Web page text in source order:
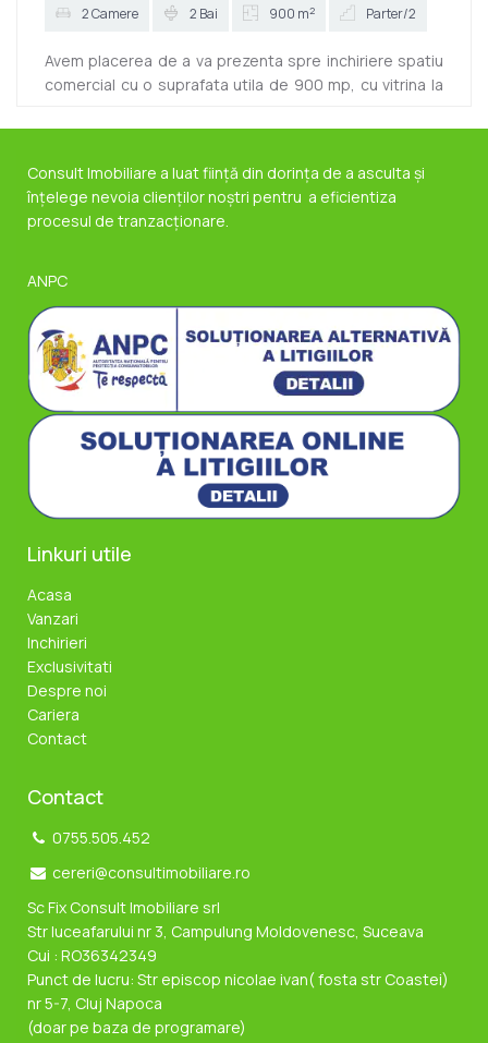
2 Camere 2 Bai 900 m2 Parter/2
Avem placerea de a va prezenta spre inchiriere spatiu
comercial cu o suprafata utila de 900 mp, cu vitrina la
este la parterul unui imobil dispus P+1E si este finisat
parchet laminat, grupurile sanitare cu gresie si faianta
moderna, pe o suprafata de 500 mp si necesita
investitie pe ceilalti 400 mp. Datotita pozitionarii, intr-o
bun,...
Consult Imobiliare a luat ființă din dorința de a asculta și
înțelege nevoia clienților noștri pentru a eficientiza
procesul de tranzacționare.
ANPC
Linkuri utile
Acasa
Vanzari
Inchirieri
Exclusivitati
Despre noi
Cariera
Contact
Contact
0755.505.452
cereri@consultimobiliare.ro
Sc Fix Consult Imobiliare srl
Str luceafarului nr 3, Campulung Moldovenesc, Suceava
Cui : RO36342349
Punct de lucru: Str episcop nicolae ivan( fosta str Coastei)
nr 5-7, Cluj Napoca
(doar pe baza de programare)